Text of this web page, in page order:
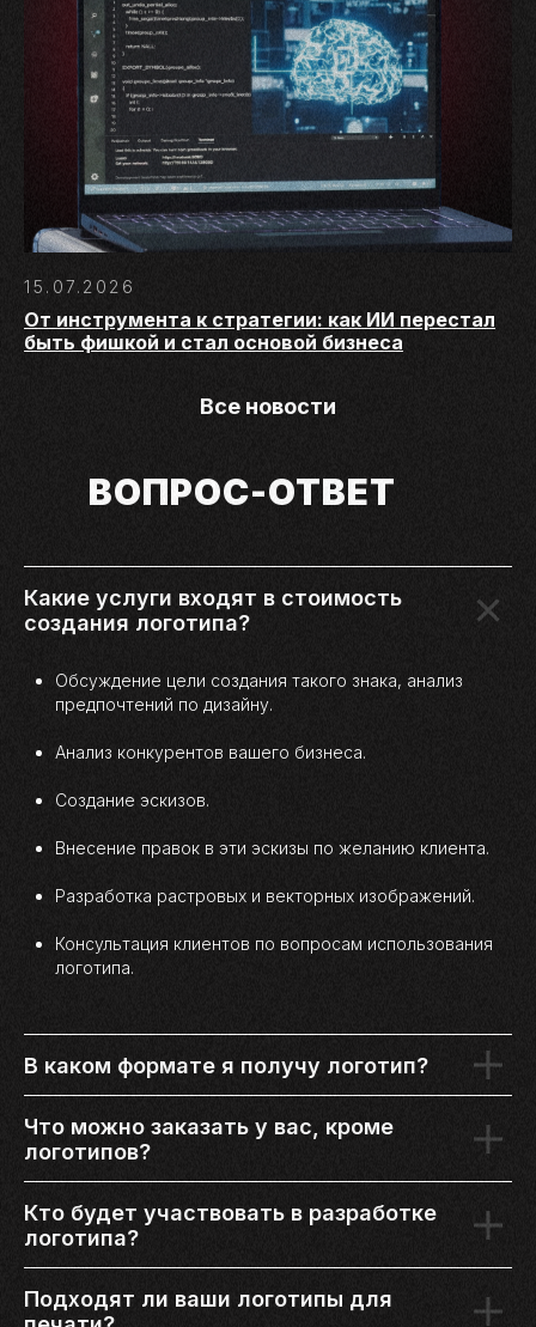
15.07.2026
От инструмента к стратегии: как ИИ перестал
быть фишкой и стал основой бизнеса
Все новости
ВОПРОС-ОТВЕТ
Какие услуги входят в стоимость
создания логотипа?
Обсуждение цели создания такого знака, анализ
предпочтений по дизайну.
Анализ конкурентов вашего бизнеса.
Создание эскизов.
Внесение правок в эти эскизы по желанию клиента.
Разработка растровых и векторных изображений.
Консультация клиентов по вопросам использования
логотипа.
В каком формате я получу логотип?
Что можно заказать у вас, кроме
логотипов?
Кто будет участвовать в разработке
логотипа?
Подходят ли ваши логотипы для